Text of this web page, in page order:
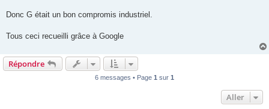
Donc G était un bon compromis industriel.
Tous ceci recueilli grâce à Google
Répondre
6 messages • Page 1 sur 1
Aller